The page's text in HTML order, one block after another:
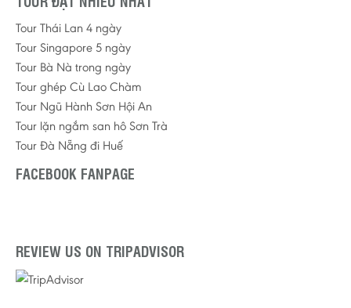
Tour Thái Lan 4 ngày
Tour Singapore 5 ngày
Tour Bà Nà trong ngày
Tour ghép Cù Lao Chàm
Tour Ngũ Hành Sơn Hội An
Tour lặn ngắm san hô Sơn Trà
Tour Đà Nẵng đi Huế
FACEBOOK FANPAGE
REVIEW US ON TRIPADVISOR